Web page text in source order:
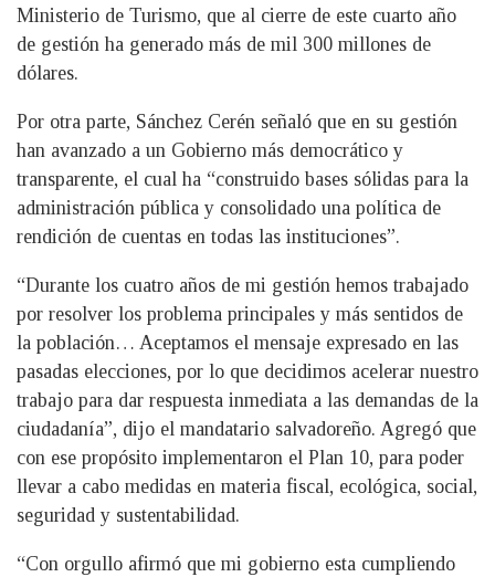
Ministerio de Turismo, que al cierre de este cuarto año
de gestión ha generado más de mil 300 millones de
dólares.
Por otra parte, Sánchez Cerén señaló que en su gestión
han avanzado a un Gobierno más democrático y
transparente, el cual ha “construido bases sólidas para la
administración pública y consolidado una política de
rendición de cuentas en todas las instituciones”.
“Durante los cuatro años de mi gestión hemos trabajado
por resolver los problema principales y más sentidos de
la población… Aceptamos el mensaje expresado en las
pasadas elecciones, por lo que decidimos acelerar nuestro
trabajo para dar respuesta inmediata a las demandas de la
ciudadanía”, dijo el mandatario salvadoreño. Agregó que
con ese propósito implementaron el Plan 10, para poder
llevar a cabo medidas en materia fiscal, ecológica, social,
seguridad y sustentabilidad.
“Con orgullo afirmó que mi gobierno esta cumpliendo